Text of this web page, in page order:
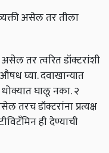
असेल तर तीला
तर त्वरित डॉक्टरांशी
घ्या. दवाखान्यात
घालू नका. २
डॉक्टरांना प्रत्यक्ष
ही देण्याची